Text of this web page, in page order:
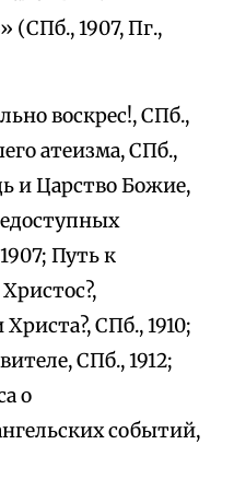
(СПб., 1907, Пг.,
воскрес!, СПб.,
атеизма, СПб.,
и Царство Божие,
Путь к
СПб., 1910;
СПб., 1912;
о
событий,